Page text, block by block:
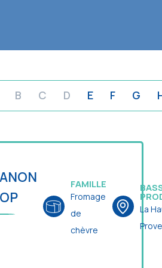
B C D E F G
FAMILLE
Fromage
de
chèvre
La